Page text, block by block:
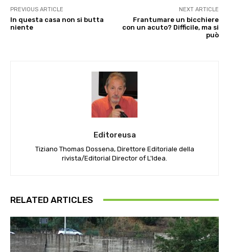
PREVIOUS ARTICLE
In questa casa non si butta
niente
NEXT ARTICLE
Frantumare un bicchiere
con un acuto? Difficile, ma si
può
Editoreusa
Tiziano Thomas Dossena, Direttore Editoriale della
rivista/Editorial Director of L'Idea.
RELATED ARTICLES